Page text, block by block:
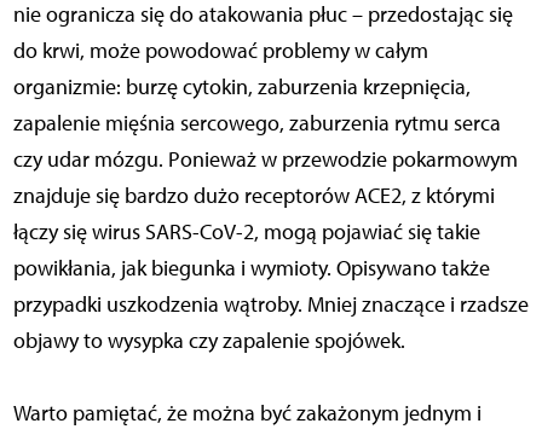
nie ogranicza się do atakowania płuc – przedostając się
do krwi, może powodować problemy w całym
organizmie: burzę cytokin, zaburzenia krzepnięcia,
zapalenie mięśnia sercowego, zaburzenia rytmu serca
czy udar mózgu. Ponieważ w przewodzie pokarmowym
znajduje się bardzo dużo receptorów ACE2, z którymi
łączy się wirus SARS-CoV-2, mogą pojawiać się takie
powikłania, jak biegunka i wymioty. Opisywano także
przypadki uszkodzenia wątroby. Mniej znaczące i rzadsze
objawy to wysypka czy zapalenie spojówek.
Warto pamiętać, że można być zakażonym jednym i